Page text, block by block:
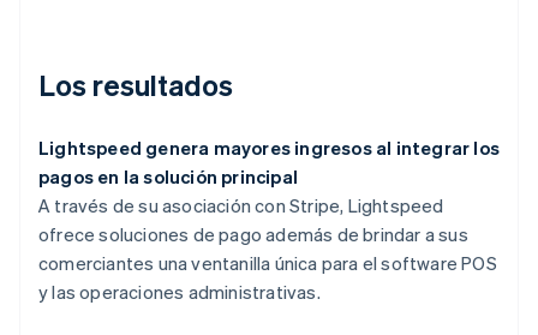
Los resultados
Lightspeed genera mayores ingresos al integrar los
pagos en la solución principal
A través de su asociación con Stripe, Lightspeed
ofrece soluciones de pago además de brindar a sus
comerciantes una ventanilla única para el software POS
y las operaciones administrativas.